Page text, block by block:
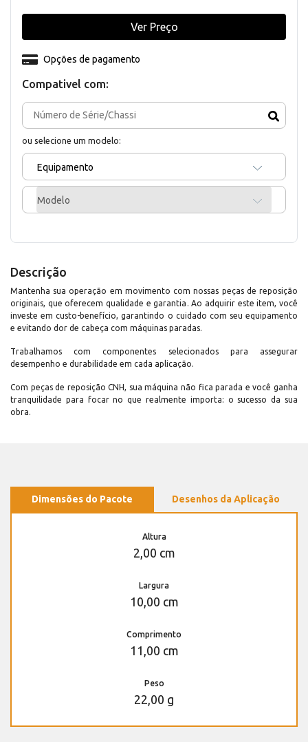
Compativel com:
ou selecione um modelo:
Equipamento
Modelo
Opções de pagamento
Ver Preço
Descrição
Mantenha sua operação em movimento com nossas peças de reposição
originais, que oferecem qualidade e garantia. Ao adquirir este item, você
investe em custo-benefício, garantindo o cuidado com seu equipamento
e evitando dor de cabeça com máquinas paradas.
Trabalhamos com componentes selecionados para assegurar
desempenho e durabilidade em cada aplicação.
Com peças de reposição CNH, sua máquina não fica parada e você ganha
tranquilidade para focar no que realmente importa: o sucesso da sua
obra.
Dimensões do Pacote Desenhos da Aplicação
Altura
2,00 cm
Largura
10,00 cm
Comprimento
11,00 cm
Peso
22,00 g